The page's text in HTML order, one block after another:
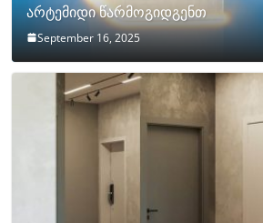
არტემიდი წარმოგიდგენთ
September 16, 2025